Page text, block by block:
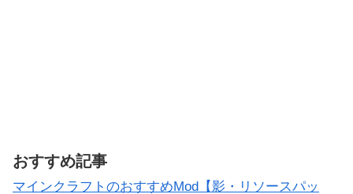
おすすめ記事
マインクラフトのおすすめMod【影・リソースパッ